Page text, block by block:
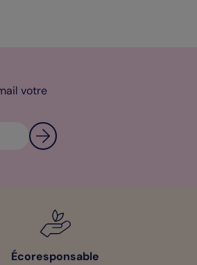
votre
Écoresponsable